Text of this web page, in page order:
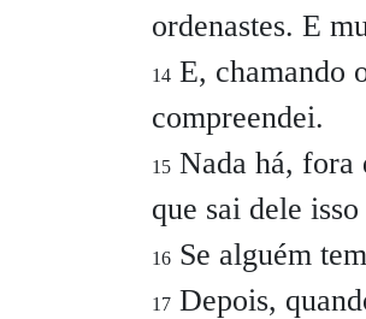
ordenastes. E
14 E, chamando
compreendei.
15 Nada há, fora
que sai dele
16 Se alguém
17 Depois,